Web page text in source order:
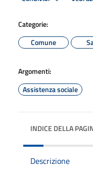
Categorie:
Comune
Argomenti:
Assistenza sociale
INDICE DELLA
Descrizione